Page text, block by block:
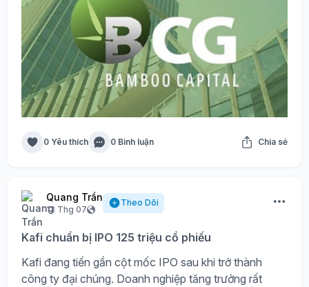
0 Yêu thích 0 Bình luận Chia sẻ
Quang Trần
13 Thg 07
Theo Dõi
Kafi chuẩn bị IPO 125 triệu cổ phiếu
Kafi đang tiến gần cột mốc IPO sau khi trở thành
công ty đại chúng. Doanh nghiệp tăng trưởng rất